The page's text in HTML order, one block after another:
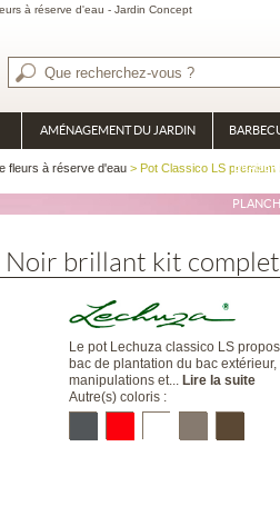
à réserve d'eau - Jardin Concept
AMÉNAGEMENT DU JARDIN
fleurs à réserve d'eau > Pot Classico LS premium
Noir brillant kit complet
Le pot Lechuza classico LS
bac de plantation du bac
manipulations et... Lire la suite
Autre(s) coloris :